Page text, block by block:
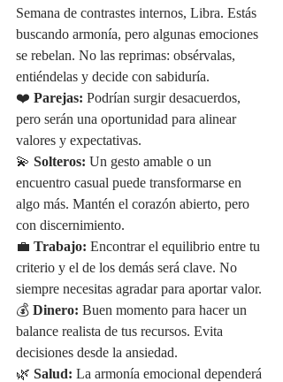
Semana de contrastes internos, Libra. Estás
buscando armonía, pero algunas emociones
se rebelan. No las reprimas: obsérvalas,
entiéndelas y decide con sabiduría.
❤️ Parejas: Podrían surgir desacuerdos,
pero serán una oportunidad para alinear
valores y expectativas.
💫 Solteros: Un gesto amable o un
encuentro casual puede transformarse en
algo más. Mantén el corazón abierto, pero
con discernimiento.
💼 Trabajo: Encontrar el equilibrio entre tu
criterio y el de los demás será clave. No
siempre necesitas agradar para aportar valor.
💰 Dinero: Buen momento para hacer un
balance realista de tus recursos. Evita
decisiones desde la ansiedad.
🌿 Salud: La armonía emocional dependerá